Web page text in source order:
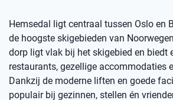
Hemsedal ligt centraal tussen Oslo en
de hoogste skigebieden van
dorp ligt vlak bij het skigebied en biedt
restaurants, gezellige accommodaties
Dankzij de moderne liften en goede
populair bij gezinnen, stellen én